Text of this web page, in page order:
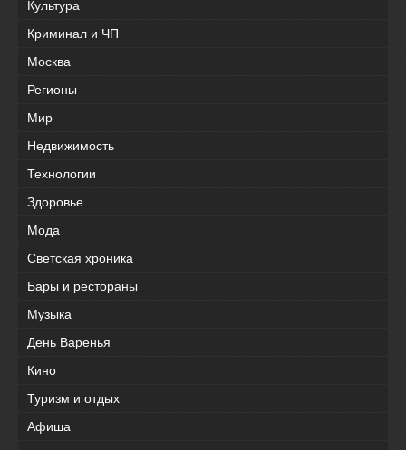
Культура
Криминал и ЧП
Москва
Регионы
Мир
Недвижимость
Технологии
Здоровье
Мода
Светская хроника
Бары и рестораны
Музыка
День Варенья
Кино
Туризм и отдых
Афиша